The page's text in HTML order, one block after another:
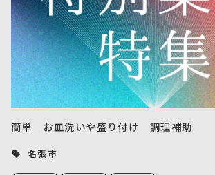
簡単 お皿洗いや盛り付け 調理補助
名張市